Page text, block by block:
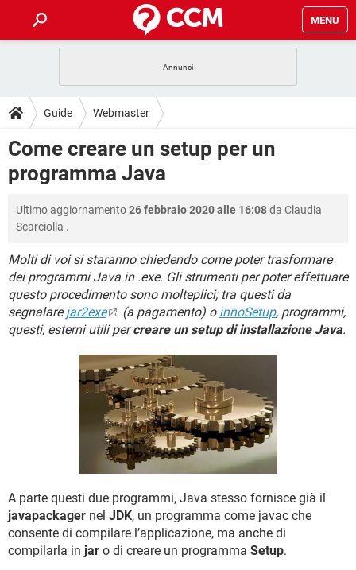
MENU
INTRATTENIMENTO
iOS WINDOWS 10
INSTAGRAM
HARDWARE
GUIDE
COVID-19
INTRATTENIMENTO ANDROID
INSTAGRAM WHATSAPP
HARDWARE
DOWNLOAD
COVID-19
iOS
INSTAGRAM WHATSAPP
TIKTOK FACEBOOK
HARDWARE
FORUM
COVID-19 GAMING
iOS WINDOWS 10
INSTAGRAM WHATSAPP
TIKTOK FACEBOOK
GLOSSARIO
COVID-19 GAMING
INTRATTENIMENTO ANDROID
iOS WINDOWS 10
INSTAGRAM WHATSAPP
Guide Webmaster
Come creare un setup per un
programma Java
Ultimo aggiornamento26 febbraio 2020 alle 16:08da Claudia
Scarciolla .
Molti di voi si staranno chiedendo come poter trasformare
dei programmi Java in .exe. Gli strumenti per poter effettuare
questo procedimento sono molteplici; tra questi da
segnalarejar2exe (a pagamento) o innoSetup, programmi,
questi, esterni utili percreare un setup di installazione Java.
A parte questi due programmi, Java stesso fornisce già il
javapackager nel JDK, un programma come javac che
consente di compilare l’applicazione, ma anche di
compilarla in jar o di creare un programma Setup.